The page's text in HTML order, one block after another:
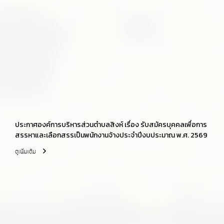
ประกาศองค์การบริหารส่วนตำบลสิงห์ เรื่อง รับสมัครบุคคลเพื่อการ
สรรหาและเลือกสรรเป็นพนักงานจ้างประจำปีงบประมาณ พ.ศ. 2569
ดูเพิ่มเติม